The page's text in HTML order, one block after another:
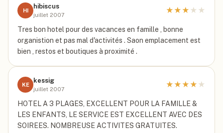
HI
hibiscus
juillet 2007
★★★ ★ ★
Tres bon hotel pour des vacances en famille , bonne
organistion et pas mal d'activités . Saon emplacement est
bien , restos et boutiques à proximité .
KE
kessig
juillet 2007
★★★★ ★
HOTEL A 3 PLAGES, EXCELLENT POUR LA FAMILLE &
LES ENFANTS, LE SERVICE EST EXCELLENT AVEC DES
SOIREES. NOMBREUSE ACTIVITES GRATUITES.